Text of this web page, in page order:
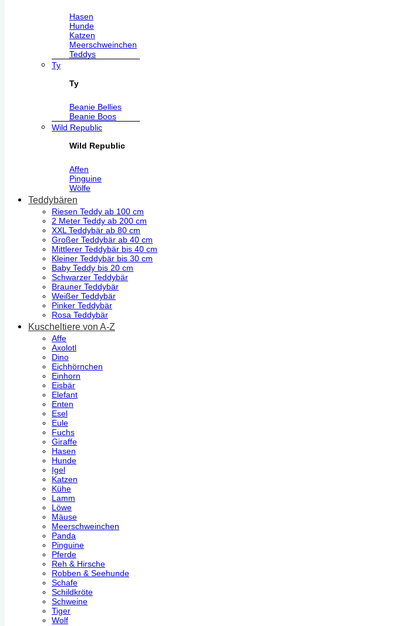
Hasen
Hunde
Katzen
Meerschweinchen
Teddys
Ty
Ty
Beanie Bellies
Beanie Boos
Wild Republic
Wild Republic
Affen
Pinguine
Wölfe
Teddybären
Riesen Teddy ab 100 cm
2 Meter Teddy ab 200 cm
XXL Teddybär ab 80 cm
Großer Teddybär ab 40 cm
Mittlerer Teddybär bis 40 cm
Kleiner Teddybär bis 30 cm
Baby Teddy bis 20 cm
Schwarzer Teddybär
Brauner Teddybär
Weißer Teddybär
Pinker Teddybär
Rosa Teddybär
Kuscheltiere von A-Z
Affe
Axolotl
Dino
Eichhörnchen
Einhorn
Eisbär
Elefant
Enten
Esel
Eule
Fuchs
Giraffe
Hasen
Hunde
Igel
Katzen
Kühe
Lamm
Löwe
Mäuse
Meerschweinchen
Panda
Pinguine
Pferde
Reh & Hirsche
Robben & Seehunde
Schafe
Schildkröte
Schweine
Tiger
Wolf